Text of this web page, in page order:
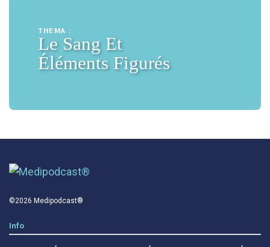
THEMA :
Le Sang Et
Éléments Figurés
©2026 Medipodcast®
Info